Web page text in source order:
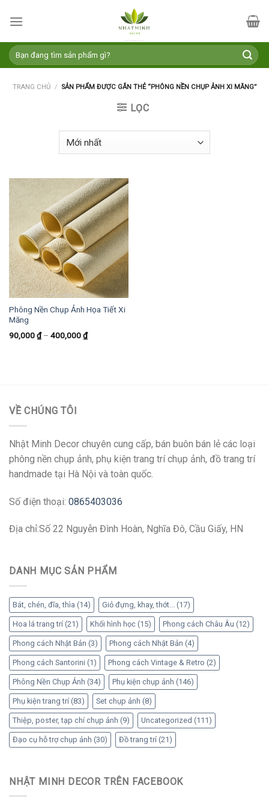
Tìm
kiếm:
TRANG CHỦ / SẢN PHẨM ĐƯỢC GẮN THẺ “PHÔNG NỀN CHỤP ẢNH XI MĂNG”
LỌC
Phông Nền Chụp Ảnh Họa Tiết Xi
Măng
90,000₫– 400,000₫
VỀ CHÚNG TÔI
Nhật Minh Decor chuyên cung cấp, bán buôn bán lẻ các loại
phông nền chụp ảnh, phụ kiện trang trí chụp ảnh, đồ trang trí
handmade tại Hà Nội và toàn quốc.
Số điện thoại: 0865403036
Địa chỉ:Số 22 Nguyễn Đình Hoàn, Nghĩa Đô, Cầu Giấy, HN
DANH MỤC SẢN PHẨM
Bát, chén, đĩa, thìa (14) Giỏ đựng, khay, thớt... (17)
Hoa lá trang trí (21) Khối hình học (15) Phong cách Châu Âu (12)
Phong cách Nhật Bản (3) Phong cách Nhật Bản (4)
Phong cách Santorini (1) Phong cách Vintage & Retro (2)
Phông Nền Chụp Ảnh (34) Phụ kiện chụp ảnh (146)
Phụ kiện trang trí (83) Set chụp ảnh (8)
Thiệp, poster, tạp chí chụp ảnh (9) Uncategorized (111)
Đạo cụ hỗ trợ chụp ảnh (30) Đồ trang trí (21)
NHẬT MINH DECOR TRÊN FACEBOOK